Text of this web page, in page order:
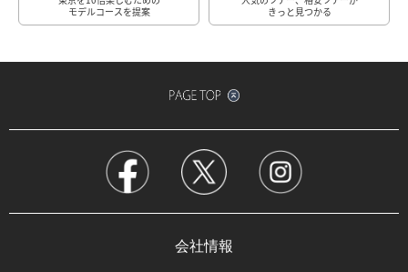
モデルコースを提案
きっと見つかる
会社情報